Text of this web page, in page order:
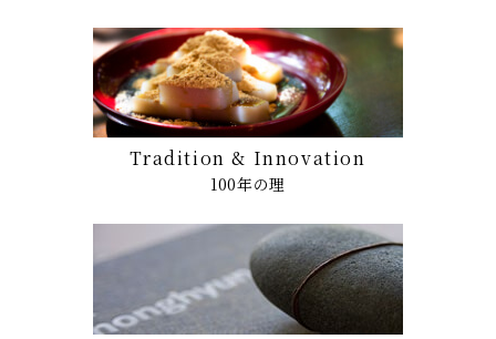
Tradition & Innovation
100年の理